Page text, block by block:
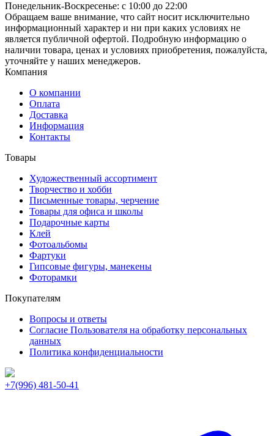
Понедельник-Воскресенье: с 10:00 до 22:00
Обращаем ваше внимание, что сайт носит исключительно
информационный характер и ни при каких условиях не
является публичной офертой. Подробную информацию о
наличии товара, ценах и условиях приобретения, пожалуйста,
уточняйте у наших менеджеров.
Компания
О компании
Оплата
Доставка
Информация
Контакты
Товары
Художественный ассортимент
Творчество и хобби
Письменные товары, черчение
Товары для офиса и школы
Подарочные карты
Клей
Фотоальбомы
Фартуки
Гипсовые фигуры, манекены
Фоторамки
Покупателям
Вопросы и ответы
Согласие Пользователя на обработку персональных
данных
Политика конфиденциальности
+7(996) 481-50-41